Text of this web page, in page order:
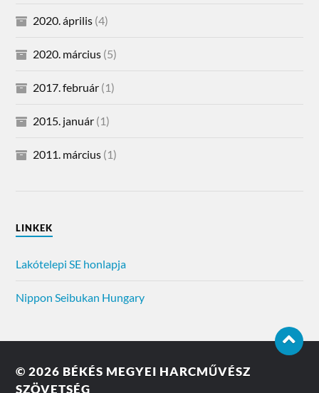
2020. április (4)
2020. március (5)
2017. február (1)
2015. január (1)
2011. március (1)
LINKEK
Lakótelepi SE honlapja
Nippon Seibukan Hungary
© 2026 BÉKÉS MEGYEI HARCMŰVÉSZ
SZÖVETSÉG